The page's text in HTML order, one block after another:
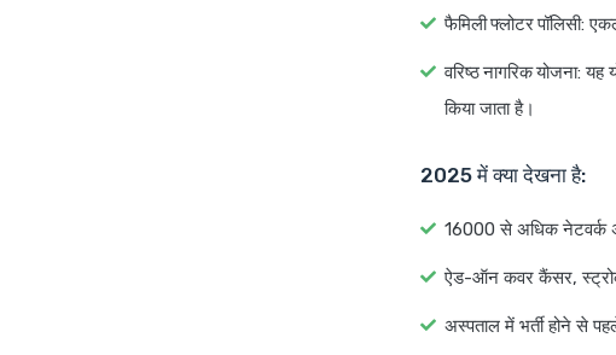
फैमिली फ्लोटर पॉलिसी:
वरिष्ठ नागरिक योजना: यह
किया जाता है।
2025 में क्या देखना है:
16000 से अधिक नेटवर्क
ऐड-ऑन कवर कैंसर,
अस्पताल में भर्ती होने से